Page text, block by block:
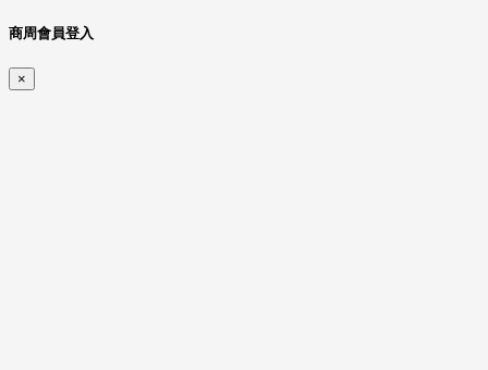
商周會員登入
×